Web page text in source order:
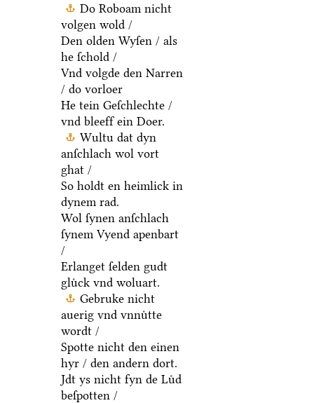
Do Roboam nicht
volgen wold /
Den olden Wyſen / als
he ſchold /
Vnd volgde den Narren
/ do vorloer
He tein Geſchlechte /
vnd bleeff ein Doer.
Wultu dat dyn
anſchlach wol vort
ghat /
So holdt en heimlick in
dynem rad.
Wol ſynen anſchlach
ſynem Vyend apenbart
/
Erlanget ſelden gudt
gluͤck vnd woluart.
Gebruke nicht
auerig vnd vnnuͤtte
wordt /
Spotte nicht den einen
hyr / den andern dort.
Jdt ys nicht fyn de Luͤd
beſpotten /